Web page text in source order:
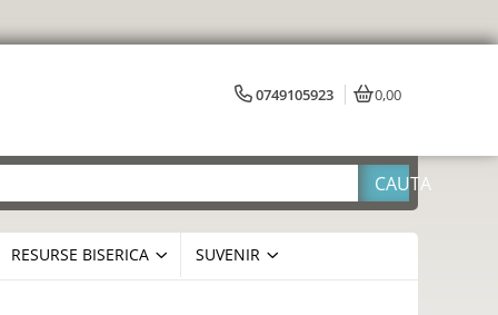
0749105923 0,00
RESURSE BISERICA SUVENIR